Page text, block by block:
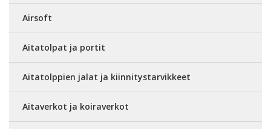
Airsoft
Aitatolpat ja portit
Aitatolppien jalat ja kiinnitystarvikkeet
Aitaverkot ja koiraverkot